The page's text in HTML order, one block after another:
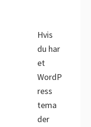
Hvis
du har
et
WordP
ress
tema
der